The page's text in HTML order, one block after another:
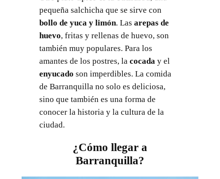
pequeña salchicha que se sirve con
bollo de yuca y limón. Las arepas de
huevo, fritas y rellenas de huevo, son
también muy populares. Para los
amantes de los postres, la cocaday el
enyucado son imperdibles. La comida
de Barranquilla no solo es deliciosa,
sino que también es una forma de
conocer la historia y la cultura de la
ciudad.
¿Cómo llegar a
Barranquilla?